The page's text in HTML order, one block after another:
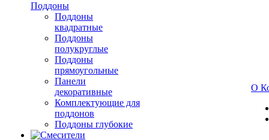
Поддоны
Поддоны
квадратные
Поддоны
полукруглые
Поддоны
прямоугольные
Панели
декоративные
Комплектующие для
поддонов
Поддоны глубокие
О